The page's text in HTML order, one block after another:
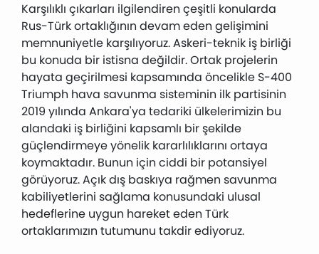
Karşılıklı çıkarları ilgilendiren çeşitli konularda
Rus-Türk ortaklığının devam eden gelişimini
memnuniyetle karşılıyoruz. Askeri-teknik iş birliği
bu konuda bir istisna değildir. Ortak projelerin
hayata geçirilmesi kapsamında öncelikle S-400
Triumph hava savunma sisteminin ilk partisinin
2019 yılında Ankara'ya tedariki ülkelerimizin bu
alandaki iş birliğini kapsamlı bir şekilde
güçlendirmeye yönelik kararlılıklarını ortaya
koymaktadır. Bunun için ciddi bir potansiyel
görüyoruz. Açık dış baskıya rağmen savunma
kabiliyetlerini sağlama konusundaki ulusal
hedeflerine uygun hareket eden Türk
ortaklarımızın tutumunu takdir ediyoruz.